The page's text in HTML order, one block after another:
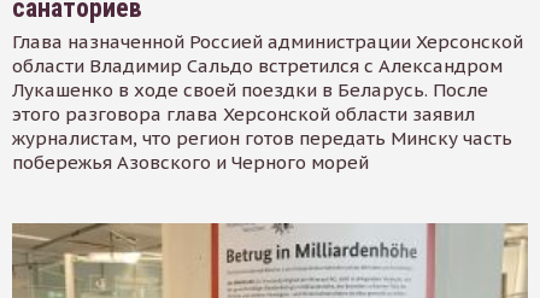
санаториев
Глава назначенной Россией администрации Херсонской
области Владимир Сальдо встретился с Александром
Лукашенко в ходе своей поездки в Беларусь. После
этого разговора глава Херсонской области заявил
журналистам, что регион готов передать Минску часть
побережья Азовского и Черного морей